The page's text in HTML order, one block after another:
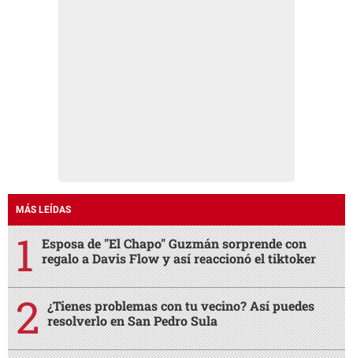
MÁS LEÍDAS
Esposa de "El Chapo" Guzmán sorprende con
regalo a Davis Flow y así reaccionó el tiktoker
¿Tienes problemas con tu vecino? Así puedes
resolverlo en San Pedro Sula